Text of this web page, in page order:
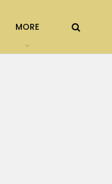
MORE